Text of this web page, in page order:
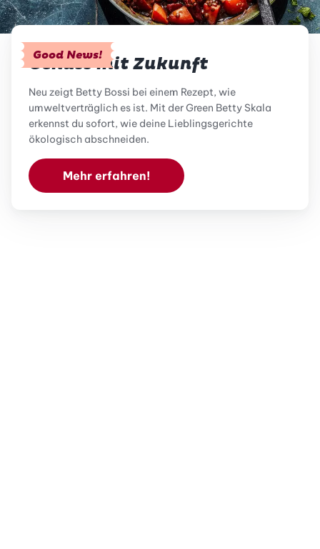
Good News!
Genuss mit Zukunft
Neu zeigt Betty Bossi bei einem Rezept, wie
umweltverträglich es ist. Mit der Green Betty Skala
erkennst du sofort, wie deine Lieblingsgerichte
ökologisch abschneiden.
Mehr erfahren!